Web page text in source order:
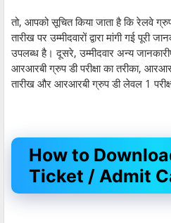
तो, आपको सूचित किया जाता है कि रेलवे
तारीख पर उम्मीदवारों द्वारा मांगी गई पूरी
उपलब्ध है। दूसरे, उम्मीदवार अन्य
आरआरबी ग्रुप डी परीक्षा का तरीका,
तारीख और आरआरबी ग्रुप डी लेवल 1
How to
Ticket / Admit